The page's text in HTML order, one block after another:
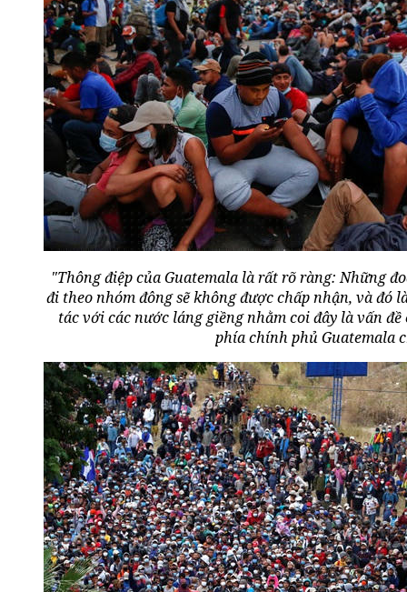
"Thông điệp của Guatemala là rất rõ ràng: Những
đi theo nhóm đông sẽ không được chấp nhận, và đó
tác với các nước láng giềng nhằm coi đây là vấn
phía chính phủ Guatemala